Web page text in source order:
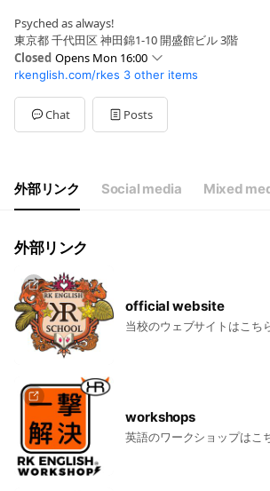
Psyched as always!
東京都 千代田区 神田錦1-10 開盛館ビル 3階
Closed Opens Mon 16:00
SunClosed
Mon16:00 - 22:00
Tue16:00 - 22:00
Wed16:00 - 22:00
Sat11:00 - 17:30
祝日は休み
rkenglish.com/rkes 3 other items
Chat Posts
外部リンク Social media Mixed
外部リンク
official website
当校のウェブサイトはこち
workshops
英語のワークショップはこ